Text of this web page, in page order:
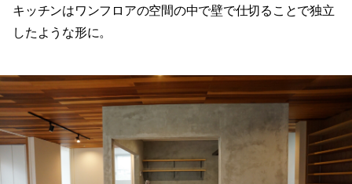
キッチンはワンフロアの空間の中で壁で仕切ることで独立
したような形に。